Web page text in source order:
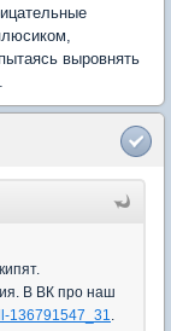
выровнять
В ВК про наш
136791547_31